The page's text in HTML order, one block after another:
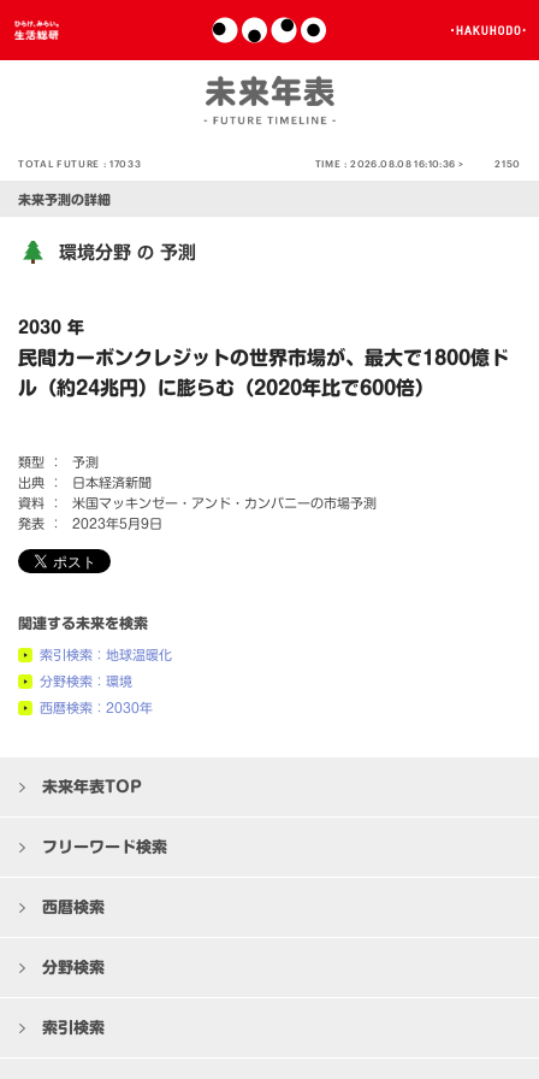
TOTAL FUTURE :17033 TIME :2026.08.08 16:10:36 > 2150
未来予測の詳細
環境分野 の 予測
2030 年
民間カーボンクレジットの世界市場が、最大で1800億ド
ル（約24兆円）に膨らむ（2020年比で600倍）
類型 ：
予測
出典 ：
日本経済新聞
資料 ：
米国マッキンゼー・アンド・カンパニーの市場予測
発表 ：
2023年5月9日
関連する未来を検索
索引検索：地球温暖化
分野検索：環境
西暦検索：2030年
未来年表TOP
フリーワード検索
西暦検索
分野検索
索引検索